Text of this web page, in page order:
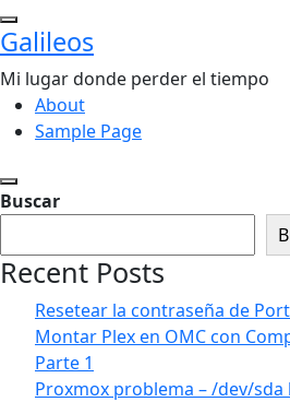
Saltar
al
Galileos
Mi lugar donde perder el tiempo
About
Sample Page
Buscar
Recent Posts
Resetear la contraseña de
Montar Plex en OMC con
Parte 1
Proxmox problema – /dev/sda